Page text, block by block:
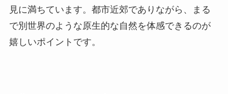
見に満ちています。都市近郊でありながら、まる
で別世界のような原生的な自然を体感できるのが
嬉しいポイントです。